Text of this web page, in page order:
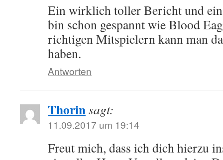
Ein wirklich toller Bericht und
bin schon gespannt wie Blood
richtigen Mitspielern kann man
haben.
Antworten
Thorinsagt:
11.09.2017 um 19:14
Freut mich, dass ich dich hierzu